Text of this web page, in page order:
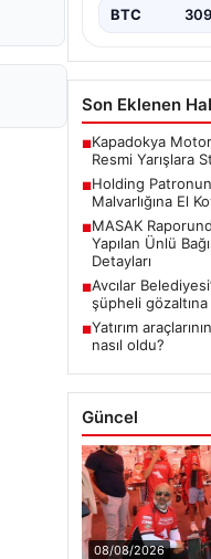
BTC
Son Eklenen
■Kapadokya
Resmi Yarışlara
■Holding
Malvarlığına El
■MASAK
Yapılan Ünlü
Detayları
■Avcılar
şüpheli gözaltına
■Yatırım
nasıl oldu?
Güncel
08/08/2026